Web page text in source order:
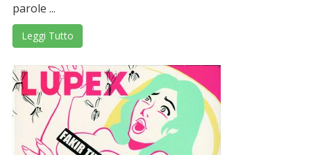
parole ...
Leggi Tutto